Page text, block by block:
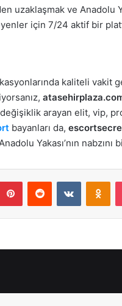
uzaklaşmak ve Anadolu
için 7/24 aktif bir
kaliteli
arayan elit, vip,
bayanları da,
Yakası’nın
PinterestReddit VKontakte